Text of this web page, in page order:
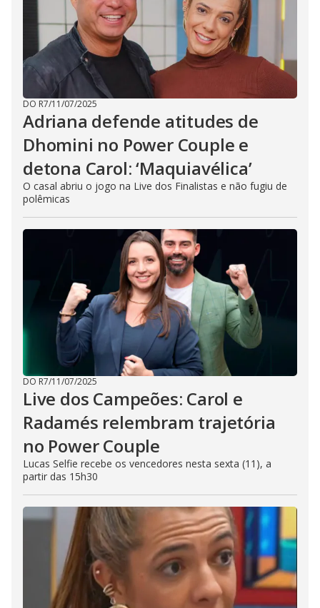
DO R7/11/07/2025
Adriana defende atitudes de
Dhomini no Power Couple e
detona Carol: ‘Maquiavélica’
O casal abriu o jogo na Live dos Finalistas e não fugiu de
polêmicas
DO R7/11/07/2025
Live dos Campeões: Carol e
Radamés relembram trajetória
no Power Couple
Lucas Selfie recebe os vencedores nesta sexta (11), a
partir das 15h30